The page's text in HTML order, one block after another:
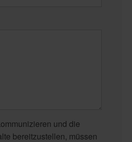
und die
bereitzustellen, müssen